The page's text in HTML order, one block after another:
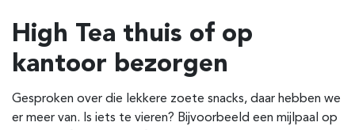
High Tea thuis of op
kantoor bezorgen
Gesproken over die lekkere zoete snacks, daar hebben we
er meer van. Is iets te vieren? Bijvoorbeeld een mijlpaal op